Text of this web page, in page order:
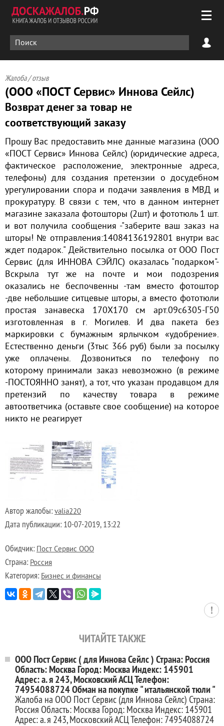
Жалоба / отзыв
(ООО «ПОСТ Сервис» Иннова Сейлс)
Возврат денег за товар не
соответствующий заказу
Прошу Вас предоставить мне данные магазина (ООО
«ПОСТ Сервис» Иннова Сейлс) (юридические адреса,
фактическое расположение, электронные адреса,
телефоны) для создания претензии о досудебном
урегулировании спора и подачи заявления в МВД и
прокуратуру. В связи с тем, что в данном интернет
магазине заказала фотошторы (2шт) и фототюль 1 шт.
и вот получила сообщения -"заберите ваш заказ на
шторы! № отправления:14084136192801 внутри вас
ждет подарок." Действительно посылка от ООО Пост
Сервис (для ИННОВА СЭЙЛС) оказалась "подарком"-
Вскрыла тут же на почте и мои подозрения
оказались не беспочвенны -там вместо фотоштор
-две небольшие ситцевые шторы, а вместо фототюли
простая занавеска 170Х170 см арт.09с6305-Г50
изготовленная в г. Могилев. И два пакета без
маркировки с бумажным ярлычком «удобрение».
Естественно деньги (3тыс 366 руб) были за посылку
уже оплачены. Дозвониться по телефону по
которому принимали заказ невозможно (в режиме
-ПОСТОЯННО занят), а тот, что указан продавцом для
претензий по качеству товара в режиме
автоответчика (оставьте свое сообщение) на которое
никто не реагирует
Автор жалобы: valia220
Дата публикации: 10-07-2019, 13:22
Обидчик: Пост Сервис ООО
Страна: Россия
Категория: Бизнес и финансы
ЧИТАЙТЕ ТАКЖЕ
ООО Пост Сервис ( для Иннова Сейлс ) Страна: Россия
Область: Москва Город: Москва Индекс: 145901
Адрес: а. я 243, Московский АСЦ Телефон:
74954088724 Обман на покупке " итальянской тюли "
Жалоба на ООО Пост Сервис (для Иннова Сейлс) Страна:
Россия Область: Москва Город: Москва Индекс: 145901
Адрес: а. я 243, Московский АСЦ Телефон: 74954088724